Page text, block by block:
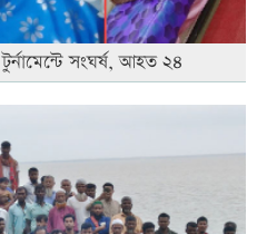
সংঘর্ষ, আহত ২৪